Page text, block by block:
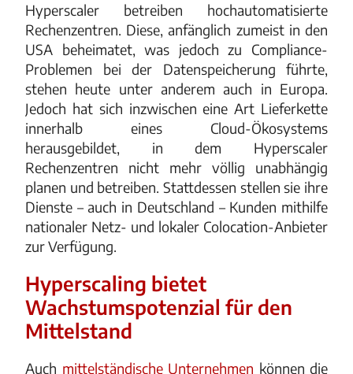
Hyperscaler betreiben hochautomatisierte
Rechenzentren. Diese, anfänglich zumeist in den
USA beheimatet, was jedoch zu Compliance-
Problemen bei der Datenspeicherung führte,
stehen heute unter anderem auch in Europa.
Jedoch hat sich inzwischen eine Art Lieferkette
innerhalb eines Cloud-Ökosystems
herausgebildet, in dem Hyperscaler
Rechenzentren nicht mehr völlig unabhängig
planen und betreiben. Stattdessen stellen sie ihre
Dienste – auch in Deutschland – Kunden mithilfe
nationaler Netz- und lokaler Colocation-Anbieter
zur Verfügung.
Hyperscaling bietet
Wachstumspotenzial für den
Mittelstand
Auch mittelständische Unternehmen können die